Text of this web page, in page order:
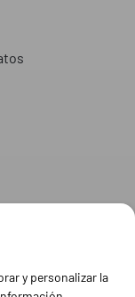
y personalizar la